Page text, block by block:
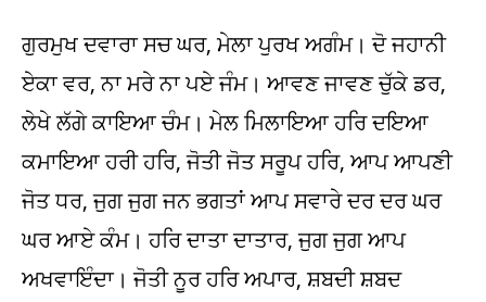
ਗੁਰਮੁਖ ਦਵਾਰਾ ਸਚ ਘਰ, ਮੇਲਾ ਪੁਰਖ ਅਗੰਮ। ਦੋ ਜਹਾਨੀ
ਏਕਾ ਵਰ, ਨਾ ਮਰੇ ਨਾ ਪਏ ਜੰਮ। ਆਵਣ ਜਾਵਣ ਚੁੱਕੇ ਡਰ,
ਲੇਖੇ ਲੱਗੇ ਕਾਇਆ ਚੰਮ। ਮੇਲ ਮਿਲਾਇਆ ਹਰਿ ਦਇਆ
ਕਮਾਇਆ ਹਰੀ ਹਰਿ, ਜੋਤੀ ਜੋਤ ਸਰੂਪ ਹਰਿ, ਆਪ ਆਪਣੀ
ਜੋਤ ਧਰ, ਜੁਗ ਜੁਗ ਜਨ ਭਗਤਾਂ ਆਪ ਸਵਾਰੇ ਦਰ ਦਰ ਘਰ
ਘਰ ਆਏ ਕੰਮ। ਹਰਿ ਦਾਤਾ ਦਾਤਾਰ, ਜੁਗ ਜੁਗ ਆਪ
ਅਖਵਾਇੰਦਾ। ਜੋਤੀ ਨੂਰ ਹਰਿ ਅਪਾਰ, ਸ਼ਬਦੀ ਸ਼ਬਦ